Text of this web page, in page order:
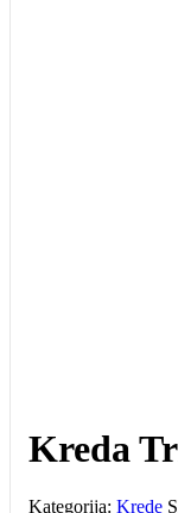
Kreda
Kategorija: Krede